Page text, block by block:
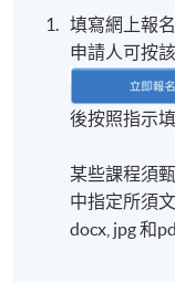
填寫網上報
申請人可按
後按照指示
某些課程須
中指定所須
docx, jpg 和